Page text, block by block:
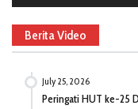
Berita Video
July 25, 2026
Peringati HUT ke-25